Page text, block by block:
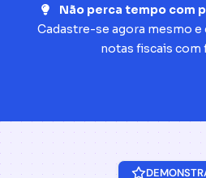
Não perca tempo com
Cadastre-se agora mesmo e
notas fiscais com